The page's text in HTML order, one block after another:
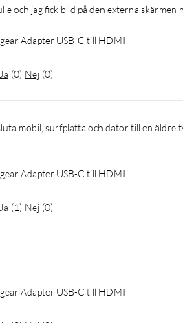
och jag fick bild på den externa
Adapter USB-C till HDMI
Ja (0) Nej (0)
mobil, surfplatta och dator till en äldre
Adapter USB-C till HDMI
Ja (1) Nej (0)
Adapter USB-C till HDMI